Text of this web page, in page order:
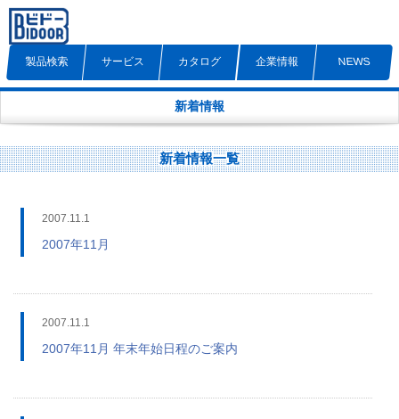
製品検索 サービス カタログ 企業情報 NEWS
新着情報
新着情報一覧
2007.11.1
2007年11月
2007.11.1
2007年11月 年末年始日程のご案内